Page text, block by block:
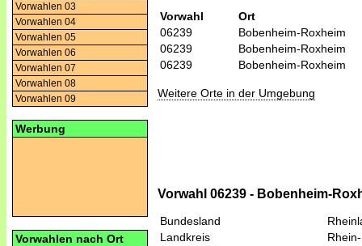
Vorwahlen 03
Vorwahlen 04
Vorwahlen 05
Vorwahlen 06
Vorwahlen 07
Vorwahlen 08
Vorwahlen 09
Werbung
Vorwahlen nach Ort
Vorwahl
Ort
06239
Bobenheim-Roxheim
06239
Bobenheim-Roxheim
06239
Bobenheim-Roxheim
Weitere Orte in der Umgebung
Vorwahl 06239 - Bobenheim-
Bundesland
Landkreis